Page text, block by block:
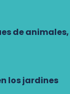
de
los jardines
y